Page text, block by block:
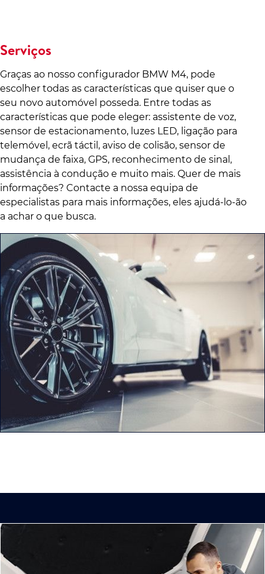
Serviços
Graças ao nosso configurador BMW M4, pode
escolher todas as características que quiser que o
seu novo automóvel posseda. Entre todas as
características que pode eleger: assistente de voz,
sensor de estacionamento, luzes LED, ligação para
telemóvel, ecrã táctil, aviso de colisão, sensor de
mudança de faixa, GPS, reconhecimento de sinal,
assistência à condução e muito mais. Quer de mais
informações? Contacte a nossa equipa de
especialistas para mais informações, eles ajudá-lo-ão
a achar o que busca.